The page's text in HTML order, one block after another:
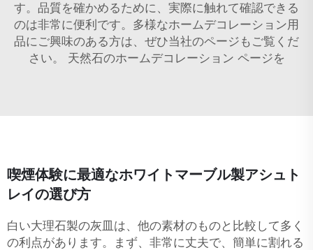
す。品質を確かめるために、実際に触れて確認できる
のは非常に便利です。多様なホームデコレーション用
品にご興味のある方は、ぜひ当社のページもご覧くだ
さい。 天然石のホームデコレーション ページを
喫煙体験に最適なホワイトマーブル製アシュト
レイの選び方
白い大理石製の灰皿は、他の素材のものと比較して多く
の利点があります。まず、非常に丈夫で、簡単に割れる